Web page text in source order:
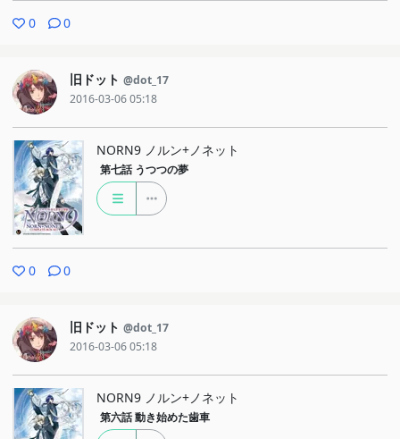
0 0
旧ドット @dot_17
2016-03-06 05:18
NORN9 ノルン+ノネット
第七話 うつつの夢
0 0
旧ドット @dot_17
2016-03-06 05:18
NORN9 ノルン+ノネット
第六話 動き始めた歯車